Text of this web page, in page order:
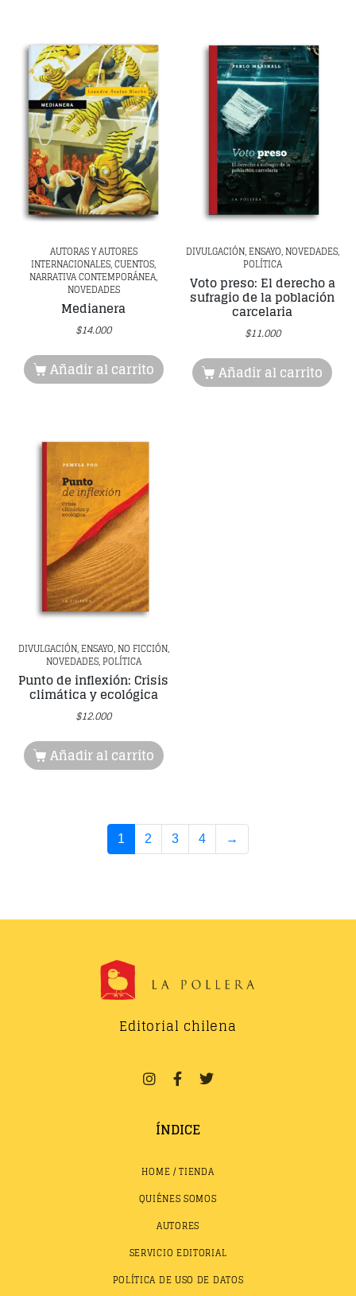
AUTORAS Y AUTORES
INTERNACIONALES, CUENTOS,
NARRATIVA CONTEMPORÁNEA,
NOVEDADES
Medianera
$14.000
Añadir al carrito
DIVULGACIÓN, ENSAYO, NOVEDADES,
POLÍTICA
Voto preso: El derecho a
sufragio de la población
carcelaria
$11.000
Añadir al carrito
DIVULGACIÓN, ENSAYO, NO FICCIÓN,
NOVEDADES, POLÍTICA
Punto de inflexión: Crisis
climática y ecológica
$12.000
Añadir al carrito
1 2 3 4 →
Editorial chilena
ÍNDICE
HOME / TIENDA
QUIÉNES SOMOS
AUTORES
SERVICIO EDITORIAL
POLÍTICA DE USO DE DATOS